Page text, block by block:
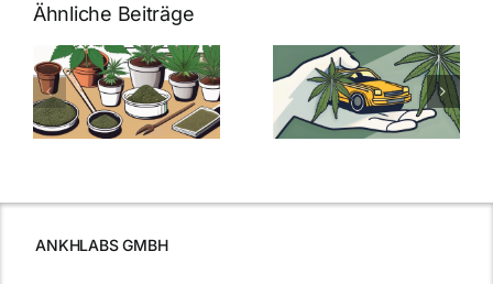
Ähnliche Beiträge
Neue THC-
Grenzwert-
Regelung:
Was Sie über
Cannabis und
müssen
Cannabis
Samen
kaufen: Alles
was Sie
ANKHLABS GMBH